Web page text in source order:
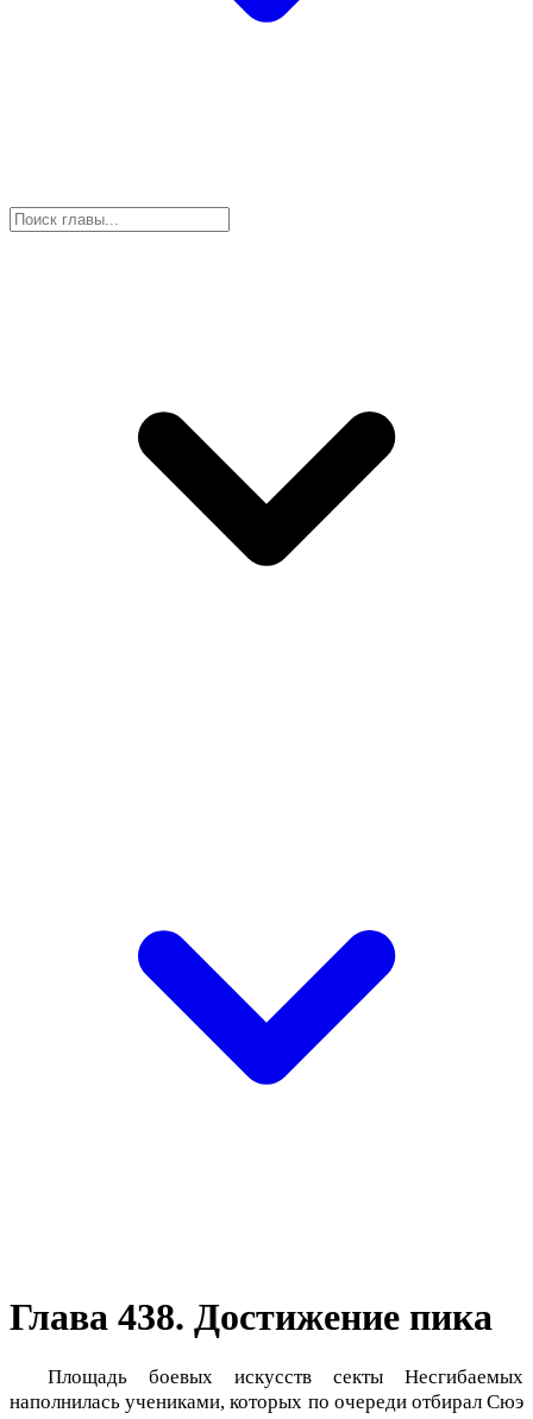
Глава 438. Достижение пика
Площадь боевых искусств секты Несгибаемых
наполнилась учениками, которых по очереди отбирал Сюэ